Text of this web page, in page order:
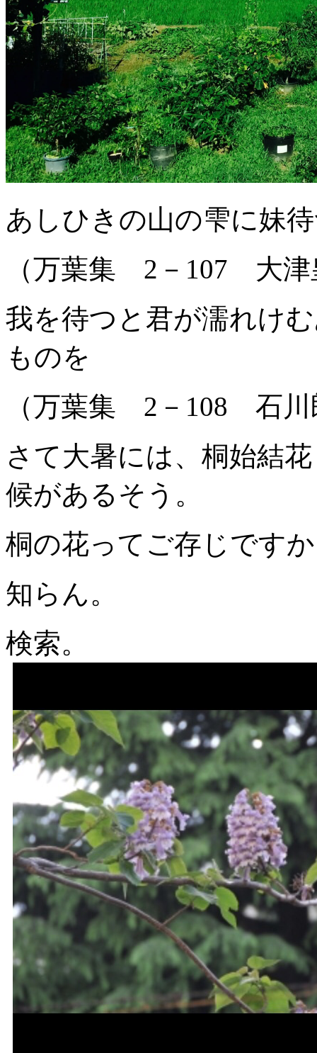
あしひきの山の雫に妹
（万葉集 2－107 大津
我を待つと君が濡れけ
ものを
（万葉集 2－108 石川
さて大暑には、桐始結
候があるそう。
桐の花ってご存じです
知らん。
検索。